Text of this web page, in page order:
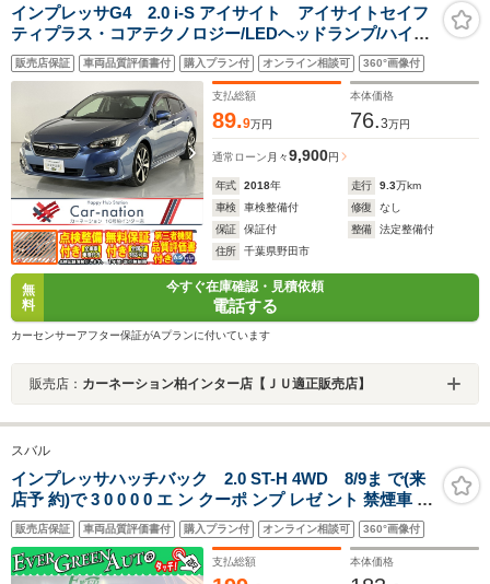
インプレッサG4 2.0 i-S アイサイト アイサイトセイフ
ティプラス・コアテクノロジー/LEDヘッドランプ/ハイビ
ームアシスト/後側方警戒/前席パワーシート/サイド・バッ
クカメラ/純正DIATONEビルトインナビ/ETC2.0/純正ドラ
販売店保証 車両品質評価書付 購入プラン付 オンライン相談可 360°画像付
支払総額
89.9万円
本体価格
76.3万円
通常ローン 月々9,900円
年式 2018年 走行 9.3万km
車検
車検整備付 修復
なし
保証
保証付 整備
法定整備付
住所
千葉県野田市
無
料
今すぐ在庫確認・見積依頼
電話する
カーセンサーアフター保証がAプランに付いています
販売店： カーネーション柏インター店【ＪＵ適正販売店】
スバル
インプレッサハッチバック 2.0 ST-H 4WD 8/9ま で(来
店予 約)で 3 0 0 0 0 エ ン クーポ ンプ レゼ ント 禁煙車 新
世代アイサイト 全周囲モニター 純正メモリナビ シートヒ
ーター ETC2.0 Bluetooth パワーシート 電動パーキング
アルミペダル LEDライト
販売店保証 車両品質評価書付 購入プラン付 オンライン相談可 360°画像付
支払総額 本体価格